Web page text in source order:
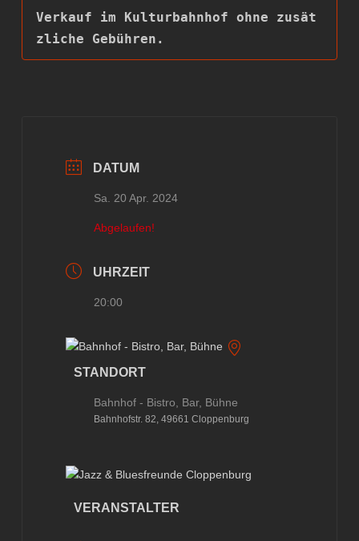
Verkauf im Kulturbahnhof ohne zusät
zliche Gebühren.
DATUM
Sa. 20 Apr. 2024
Abgelaufen!
UHRZEIT
20:00
STANDORT
Bahnhof - Bistro, Bar, Bühne
Bahnhofstr. 82, 49661 Cloppenburg
VERANSTALTER